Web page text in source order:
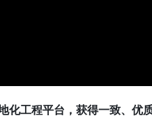
工程平台，获得一致、优质